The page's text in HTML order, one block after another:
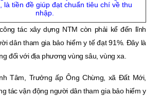
là tiền đề giúp đạt chuẩn tiêu chí về thu
nhập.
tác xây dựng NTM còn phải kể đến lĩnh
dân tham gia bảo hiểm y tế đạt 91%. Ðây là
đối với địa phương vùng sâu, vùng xa.
Tâm, Trưởng ấp Ông Chừng, xã Ðất Mới,
tác vận động người dân tham gia bảo hiểm y